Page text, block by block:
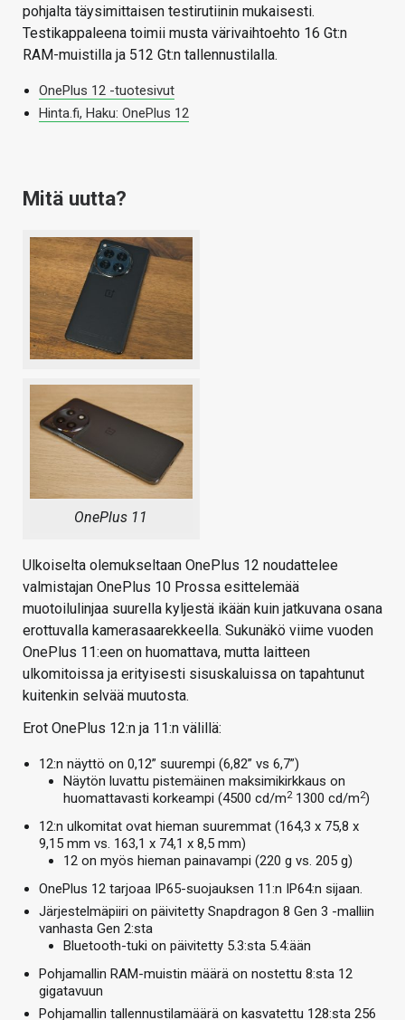
pohjalta täysimittaisen testirutiinin mukaisesti.
Testikappaleena toimii musta värivaihtoehto 16 Gt:n
RAM-muistilla ja 512 Gt:n tallennustilalla.
OnePlus 12 -tuotesivut
Hinta.fi, Haku: OnePlus 12
Mitä uutta?
OnePlus 11
Ulkoiselta olemukseltaan OnePlus 12 noudattelee
valmistajan OnePlus 10 Prossa esittelemää
muotoilulinjaa suurella kyljestä ikään kuin jatkuvana osana
erottuvalla kamerasaarekkeella. Sukunäkö viime vuoden
OnePlus 11:een on huomattava, mutta laitteen
ulkomitoissa ja erityisesti sisuskaluissa on tapahtunut
kuitenkin selvää muutosta.
Erot OnePlus 12:n ja 11:n välillä:
12:n näyttö on 0,12” suurempi (6,82” vs 6,7”)
Näytön luvattu pistemäinen maksimikirkkaus on
huomattavasti korkeampi (4500 cd/m21300 cd/m2)
12:n ulkomitat ovat hieman suuremmat (164,3 x 75,8 x
9,15 mm vs. 163,1 x 74,1 x 8,5 mm)
12 on myös hieman painavampi (220 g vs. 205 g)
OnePlus 12 tarjoaa IP65-suojauksen 11:n IP64:n sijaan.
Järjestelmäpiiri on päivitetty Snapdragon 8 Gen 3 -malliin
vanhasta Gen 2:sta
Bluetooth-tuki on päivitetty 5.3:sta 5.4:ään
Pohjamallin RAM-muistin määrä on nostettu 8:sta 12
gigatavuun
Pohjamallin tallennustilamäärä on kasvatettu 128:sta 256